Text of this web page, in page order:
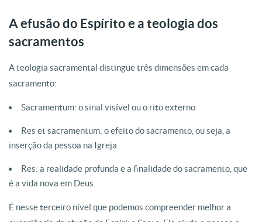
A efusão do Espírito e a teologia dos
sacramentos
A teologia sacramental distingue três dimensões em cada
sacramento:
Sacramentum: o sinal visível ou o rito externo.
Res et sacramentum: o efeito do sacramento, ou seja, a
inserção da pessoa na Igreja.
Res: a realidade profunda e a finalidade do sacramento, que
é a vida nova em Deus.
É nesse terceiro nível que podemos compreender melhor a